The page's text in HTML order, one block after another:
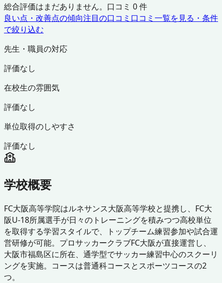
総合評価はまだありません。口コミ 0件
良い点・改善点の傾向注目の口コミ 口コミ一覧を見る・条件
で絞り込む
先生・職員の対応
評価なし
在校生の雰囲気
評価なし
単位取得のしやすさ
評価なし
学校概要
FC大阪高等学院はルネサンス大阪高等学校と提携し、FC大
阪U-18所属選手が日々のトレーニングを積みつつ高校単位
を取得する学習スタイルで、トップチーム練習参加や試合運
営研修が可能。プロサッカークラブFC大阪が直接運営し、
大阪市福島区に所在、通学型でサッカー練習中心のスクーリ
ングを実施。コースは普通科コースとスポーツコースの2
つ。